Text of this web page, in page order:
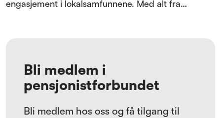
engasjement i lokalsamfunnene. Med alt fra
Bli medlem i
pensjonistforbundet
Bli medlem hos oss og få tilgang til